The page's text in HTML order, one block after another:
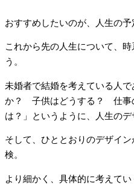
おすすめしたいのが、人生の予
これから先の人生について、
う。
未婚者で結婚を考えている人
か？ 子供はどうする？ 仕事
は？」というように、人生のデ
そして、ひととおりのデザイ
検。
より細かく、具体的に考えて